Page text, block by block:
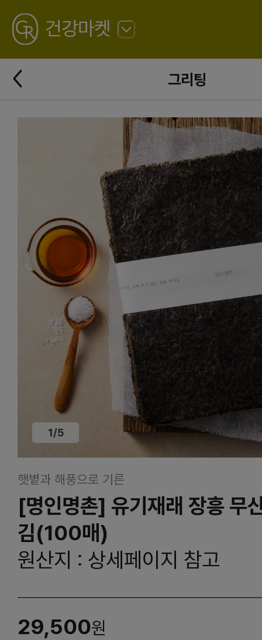
GREATING
건강마켓
로
그리팅
뒤
로
가
1/5
햇볕과 해풍으로 기른
[명인명촌] 유기재래 장흥 무
김(100매)
원산지 : 상세페이지 참고
29,500원